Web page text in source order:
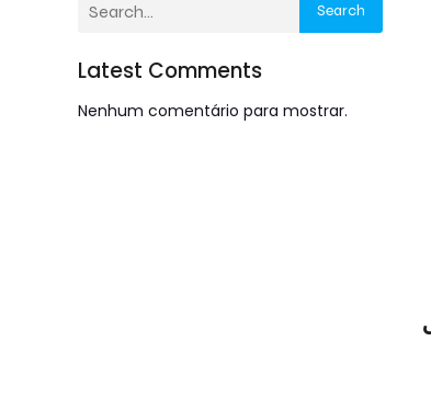
Search
Latest Comments
Nenhum comentário para mostrar.